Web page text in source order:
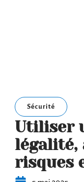
Sécurité
Utiliser
légalité,
risques